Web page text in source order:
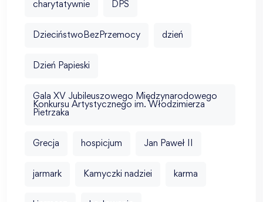
charytatywnie DPS
DzieciństwoBezPrzemocy dzień
Dzień Papieski
Gala XV Jubileuszowego Międzynarodowego
Konkursu Artystycznego im. Włodzimierza
Pietrzaka
Grecja hospicjum Jan Paweł II
jarmark Kamyczki nadziei karma